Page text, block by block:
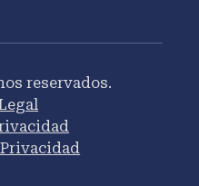
reservados.